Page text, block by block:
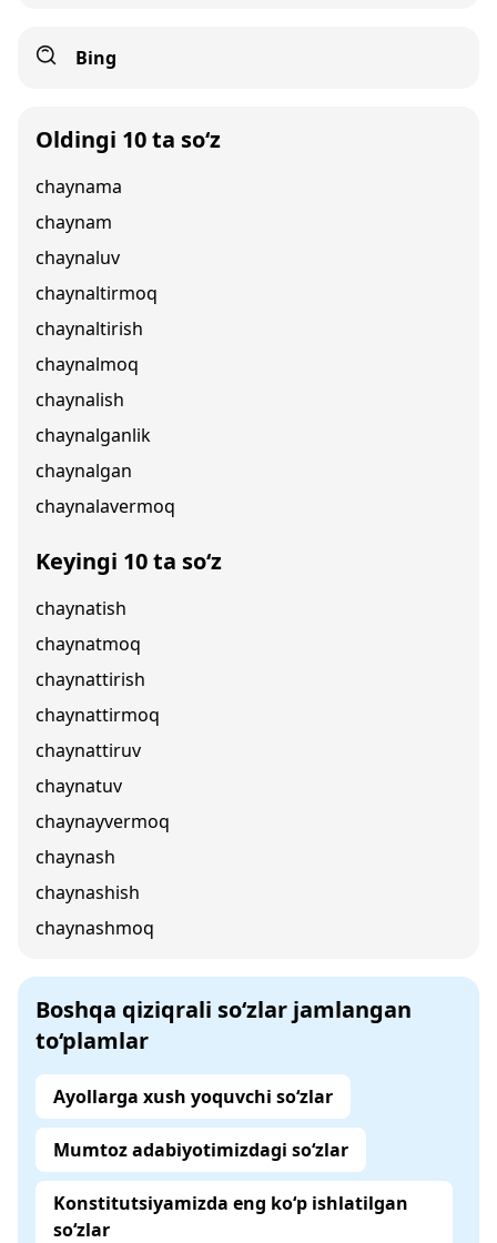
Bing
Oldingi 10 ta so‘z
chaynama
chaynam
chaynaluv
chaynaltirmoq
chaynaltirish
chaynalmoq
chaynalish
chaynalganlik
chaynalgan
chaynalavermoq
Keyingi 10 ta so‘z
chaynatish
chaynatmoq
chaynattirish
chaynattirmoq
chaynattiruv
chaynatuv
chaynayvermoq
chaynash
chaynashish
chaynashmoq
Boshqa qiziqrali so‘zlar jamlangan
to‘plamlar
Ayollarga xush yoquvchi so‘zlar
Mumtoz adabiyotimizdagi so‘zlar
Konstitutsiyamizda eng ko‘p ishlatilgan
so‘zlar